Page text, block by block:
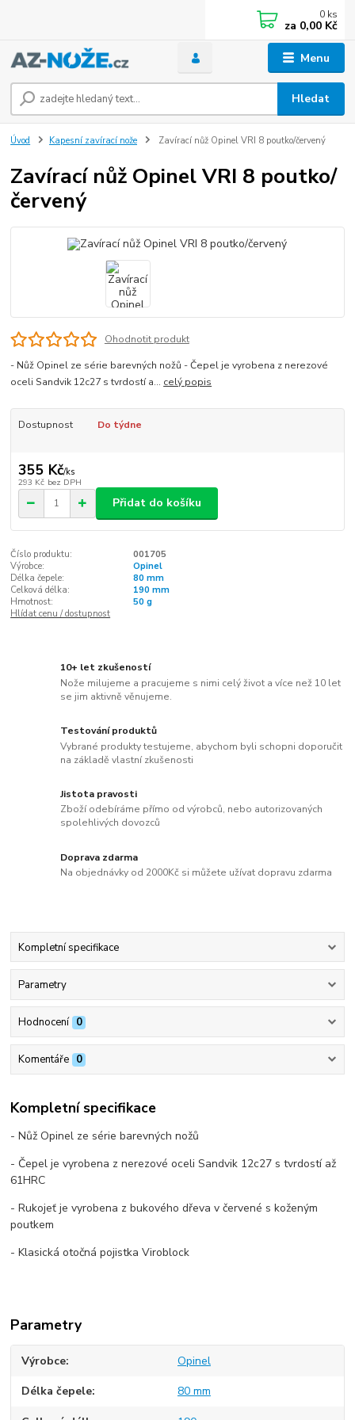
Menu
Hledat
0 ks
za 0,00 Kč
Úvod Kapesní zavírací nože Zavírací nůž Opinel VRI 8 poutko/červený
Zavírací nůž Opinel VRI 8 poutko/
červený
Ohodnotit produkt
- Nůž Opinel ze série barevných nožů - Čepel je vyrobena z nerezové
oceli Sandvik 12c27 s tvrdostí a... celý popis
Dostupnost Do týdne
355 Kč/ks
293 Kč bez DPH
Přidat do košíku
Číslo produktu:
001705
Výrobce:
Opinel
Délka čepele:
80 mm
Celková délka:
190 mm
Hmotnost:
50 g
Hlídat cenu / dostupnost
10+ let zkušeností
Nože milujeme a pracujeme s nimi celý život a více než 10 let
se jim aktivně věnujeme.
Testování produktů
Vybrané produkty testujeme, abychom byli schopni doporučit
na základě vlastní zkušenosti
Jistota pravosti
Zboží odebíráme přímo od výrobců, nebo autorizovaných
spolehlivých dovozců
Doprava zdarma
Na objednávky od 2000Kč si můžete užívat dopravu zdarma
Kompletní specifikace
Parametry
Hodnocení 0
Komentáře 0
Kompletní specifikace
- Nůž Opinel ze série barevných nožů
- Čepel je vyrobena z nerezové oceli Sandvik 12c27 s tvrdostí až
61HRC
- Rukojeť je vyrobena z bukového dřeva v červené s koženým
poutkem
- Klasická otočná pojistka Viroblock
Parametry
Výrobce Opinel
Délka čepele 80 mm